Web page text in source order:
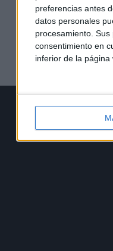
preferencias antes
datos personales
procesamiento.
consentimiento en
inferior de la página